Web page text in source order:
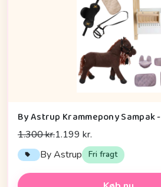
By Astrup Krammepony Sampak
1.300 kr.1.199 kr.
By Astrup Fri fragt